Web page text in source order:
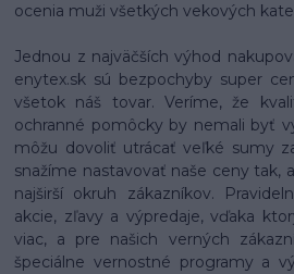
ocenia muži všetkých vekových
Jednou z najväčších výhod
enytex.sk sú bezpochyby super
všetok náš tovar. Veríme, že
ochranné pomôcky by nemali byť
môžu dovoliť utrácať veľké sumy
snažíme nastavovať naše ceny tak,
najširší okruh zákazníkov.
akcie, zľavy a výpredaje, vďaka
viac, a pre našich verných
špeciálne vernostné programy a